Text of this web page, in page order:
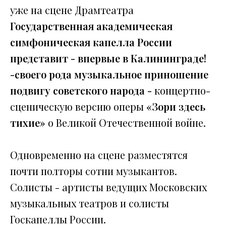
уже на сцене Драмтеатра
Государственная академическая
симфоническая капелла России
представит - впервые в Калининграде!
-своего рода музыкальное приношение
подвигу советского народа - концертно-
сценическую версию оперы«Зори здесь
тихие» о Великой Отечественной войне.
Одновременно на сцене разместятся
почти полторы сотни музыкантов.
Солисты - артисты ведущих Московских
музыкальных театров и солисты
Госкапеллы России.